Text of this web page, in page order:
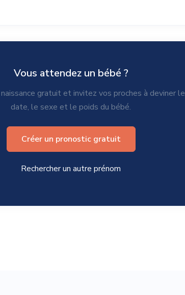
Vous attendez un bébé ?
gratuit et invitez vos proches à deviner
date, le sexe et le poids du bébé.
Créer un pronostic gratuit
Rechercher un autre prénom